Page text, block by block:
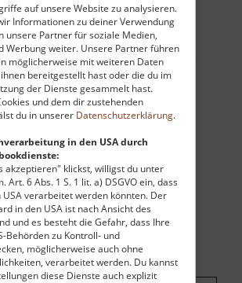
auf unsere Website zu analysieren.
Informationen zu deiner Verwendung
unsere Partner für soziale Medien,
Werbung weiter. Unsere Partner führen
möglicherweise mit weiteren Daten
bereitgestellt hast oder die du im
der Dienste gesammelt hast.
und dem dir zustehenden
du in unserer Datenschutzerklärung.
in den USA durch
akzeptieren" klickst, willigst du unter
Art. 6 Abs. 1 S. 1 lit. a) DSGVO ein, dass
verarbeitet werden könnten. Der
in den USA ist nach Ansicht des
und es besteht die Gefahr, dass Ihre
Behörden zu Kontroll- und
möglicherweise auch ohne
verarbeitet werden. Du kannst
diese Dienste auch explizit
aus Chemnitz restauriert. Hier
Denkmal der sächsischen
erhalten bleiben. Heute
und über das Land